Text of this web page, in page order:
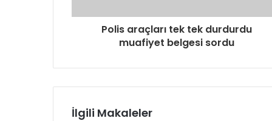
Polis araçları tek tek durdurdu
muafiyet belgesi sordu
İlgili Makaleler